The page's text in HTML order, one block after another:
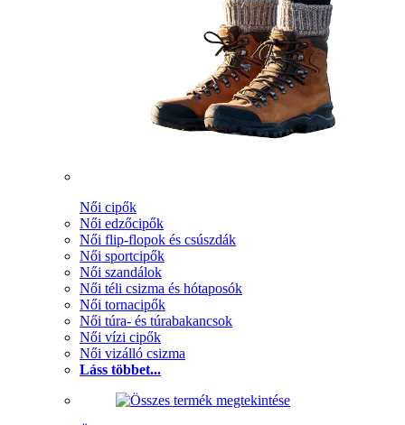
Női cipők
Női edzőcipők
Női flip-flopok és csúszdák
Női sportcipők
Női szandálok
Női téli csizma és hótaposók
Női tornacipők
Női túra- és túrabakancsok
Női vízi cipők
Női vizálló csizma
Láss többet...